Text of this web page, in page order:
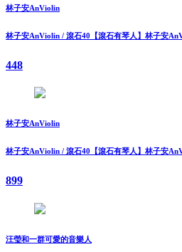
林子安AnViolin
林子安AnViolin / 滾石40【滾石有琴人】林子安
448
林子安AnViolin
林子安AnViolin / 滾石40【滾石有琴人】林子安
899
汪瑩和一群可愛的音樂人